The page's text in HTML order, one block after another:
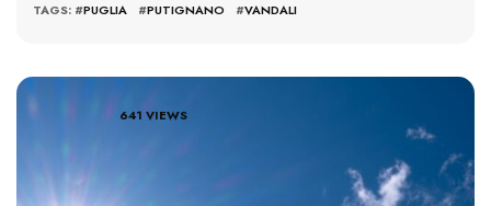
TAGS: #PUGLIA #PUTIGNANO #VANDALI
641 VIEWS